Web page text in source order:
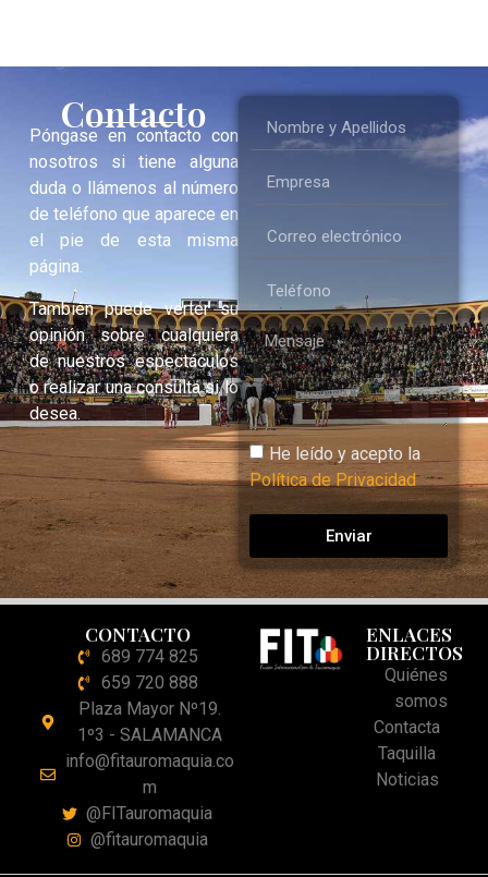
Contacto
Póngase en contacto con
nosotros si tiene alguna
duda o llámenos al número
de teléfono que aparece en
el pie de esta misma
página.
También puede verter su
opinión sobre cualquiera
de nuestros espectáculos
o realizar una consulta si lo
desea.
He leído y acepto la
Política de Privacidad
Enviar
CONTACTO
689 774 825
659 720 888
Plaza Mayor Nº19.
1º3 - SALAMANCA
info@fitauromaquia.co
m
@FITauromaquia
@fitauromaquia
ENLACES
DIRECTOS
Quiénes
somos
Contacta
Taquilla
Noticias